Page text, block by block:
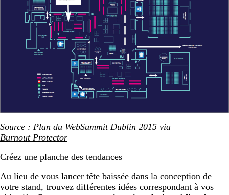
Source : Plan du WebSummit Dublin 2015 via
Burnout Protector
Créez une planche des tendances
Au lieu de vous lancer tête baissée dans la conception de
votre stand, trouvez différentes idées correspondant à vos